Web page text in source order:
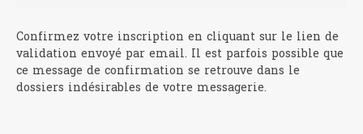
Confirmez votre inscription en cliquant sur le lien de
validation envoyé par email. Il est parfois possible que
ce message de confirmation se retrouve dans le
dossiers indésirables de votre messagerie.